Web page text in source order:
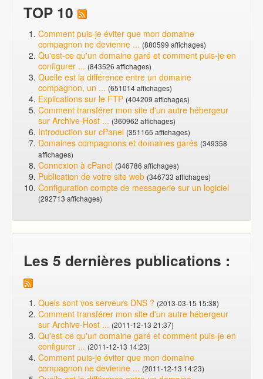
TOP 10
Comment puis-je éviter que mon domaine
compagnon ne devienne ... (880599 affichages)
Qu'est-ce qu'un domaine garé et comment puis-je en
configurer ... (843526 affichages)
Quelle est la différence entre un domaine
compagnon, un ... (651014 affichages)
Explications sur le FTP (404209 affichages)
Comment transférer mon site d'un autre hébergeur
sur Archive-Host ... (360962 affichages)
Introduction sur cPanel (351165 affichages)
Domaines compagnons et domaines garés (349358
affichages)
Connexion à cPanel (346786 affichages)
Publication de votre site web (346733 affichages)
Configuration compte de messagerie sur un logiciel
(292713 affichages)
Les 5 dernières publications :
Quels sont vos serveurs DNS ? (2013-03-15 15:38)
Comment transférer mon site d'un autre hébergeur
sur Archive-Host ... (2011-12-13 21:37)
Qu'est-ce qu'un domaine garé et comment puis-je en
configurer ... (2011-12-13 14:23)
Comment puis-je éviter que mon domaine
compagnon ne devienne ... (2011-12-13 14:23)